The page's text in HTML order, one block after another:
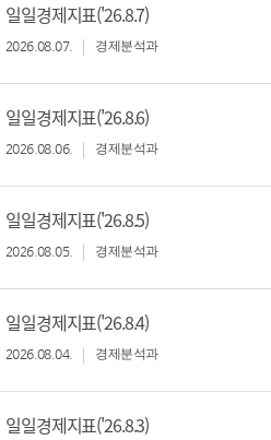
일일경제지표('26.8.7)
2026.08.07. 경제분석과
일일경제지표('26.8.6)
2026.08.06. 경제분석과
일일경제지표('26.8.5)
2026.08.05. 경제분석과
일일경제지표('26.8.4)
2026.08.04. 경제분석과
일일경제지표('26.8.3)